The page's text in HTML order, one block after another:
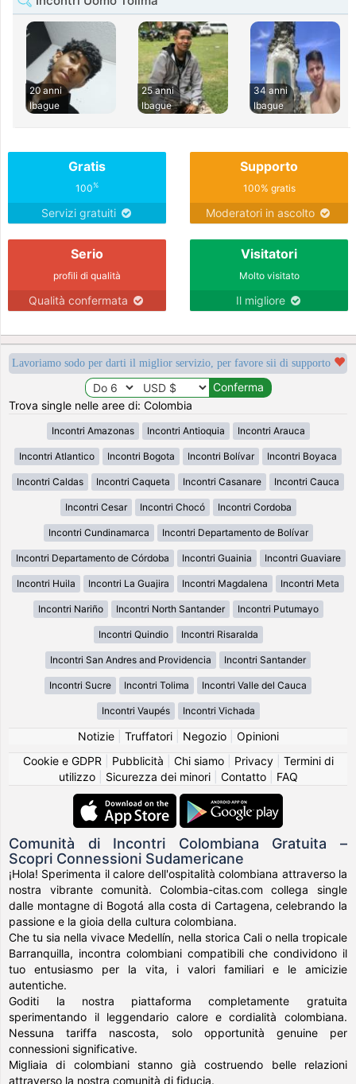
20 anni
Ibague
25 anni
Ibague
34 anni
Ibague
Gratis
100%
Servizi gratuiti
Supporto
100% gratis
Moderatori in ascolto
Serio
profili di qualità
Qualità confermata
Visitatori
Molto visitato
Il migliore
Lavoriamo sodo per darti il miglior servizio, per favore sii di supporto
Trova single nelle aree di: Colombia
Incontri Amazonas Incontri Antioquia Incontri Arauca
Incontri Atlantico Incontri Bogota Incontri Bolívar Incontri Boyaca
Incontri Caldas Incontri Caqueta Incontri Casanare Incontri Cauca
Incontri Cesar Incontri Chocó Incontri Cordoba
Incontri Cundinamarca Incontri Departamento de Bolívar
Incontri Departamento de Córdoba Incontri Guainia Incontri Guaviare
Incontri Huila Incontri La Guajira Incontri Magdalena Incontri Meta
Incontri Nariño Incontri North Santander Incontri Putumayo
Incontri Quindio Incontri Risaralda
Incontri San Andres and Providencia Incontri Santander
Incontri Sucre Incontri Tolima Incontri Valle del Cauca
Incontri Vaupés Incontri Vichada
Notizie| Truffatori| Negozio| Opinioni
Cookie e GDPR
Pubblicità Chi siamo| Privacy| Termini di
utilizzo| Sicurezza dei minori| Contatto| FAQ
Comunità di Incontri Colombiana Gratuita –
Scopri Connessioni Sudamericane
¡Hola! Sperimenta il calore dell'ospitalità colombiana attraverso la
nostra vibrante comunità. Colombia-citas.com collega single
dalle montagne di Bogotá alla costa di Cartagena, celebrando la
passione e la gioia della cultura colombiana.
Che tu sia nella vivace Medellín, nella storica Cali o nella tropicale
Barranquilla, incontra colombiani compatibili che condividono il
tuo entusiasmo per la vita, i valori familiari e le amicizie
autentiche.
Goditi la nostra piattaforma completamente gratuita
sperimentando il leggendario calore e cordialità colombiana.
Nessuna tariffa nascosta, solo opportunità genuine per
connessioni significative.
Migliaia di colombiani stanno già costruendo belle relazioni
attraverso la nostra comunità di fiducia.